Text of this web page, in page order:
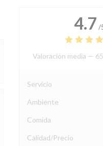
4.7 /
Valoración media —
Servicio
Ambiente
Comida
Calidad/Precio